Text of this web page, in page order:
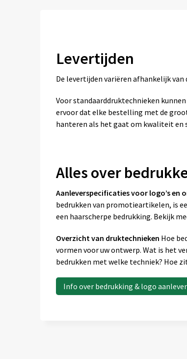
Levertijden
De levertijden variëren afhankelijk
Voor standaarddruktechnieken
ervoor dat elke bestelling met de
hanteren als het gaat om kwaliteit en
Alles over
Aanleverspecificaties voor logo’s en
bedrukken van promotieartikelen, is
een haarscherpe bedrukking. Bekijk
Overzicht van druktechnieken Hoe
vormen voor uw ontwerp. Wat is het
bedrukken met welke techniek? Hoe
Info over bedrukking & logo